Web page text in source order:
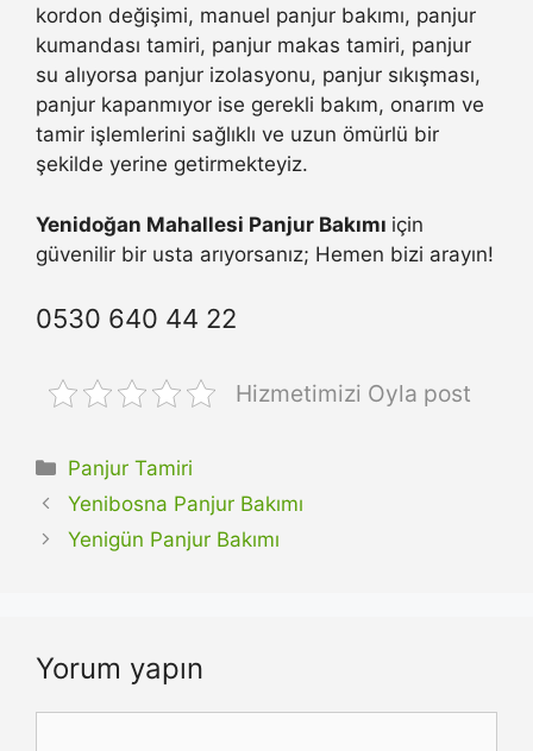
kordon değişimi, manuel panjur bakımı, panjur
kumandası tamiri, panjur makas tamiri, panjur
su alıyorsa panjur izolasyonu, panjur sıkışması,
panjur kapanmıyor ise gerekli bakım, onarım ve
tamir işlemlerini sağlıklı ve uzun ömürlü bir
şekilde yerine getirmekteyiz.
Yenidoğan Mahallesi Panjur Bakımı için
güvenilir bir usta arıyorsanız; Hemen bizi arayın!
0530 640 44 22
Hizmetimizi Oyla post
Kategoriler
Panjur Tamiri
Yenibosna Panjur Bakımı
Yenigün Panjur Bakımı
Yorum yapın